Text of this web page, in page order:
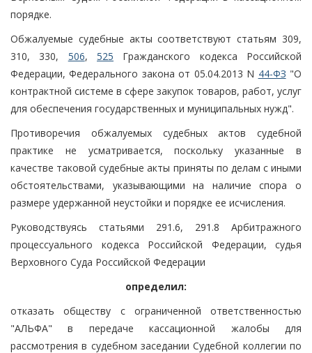
порядке.
Обжалуемые судебные акты соответствуют статьям 309,
310, 330, 506,525 Гражданского кодекса Российской
Федерации, Федерального закона от 05.04.2013 N 44-ФЗ "О
контрактной системе в сфере закупок товаров, работ, услуг
для обеспечения государственных и муниципальных нужд".
Противоречия обжалуемых судебных актов судебной
практике не усматривается, поскольку указанные в
качестве таковой судебные акты приняты по делам с иными
обстоятельствами, указывающими на наличие спора о
размере удержанной неустойки и порядке ее исчисления.
Руководствуясь статьями 291.6, 291.8 Арбитражного
процессуального кодекса Российской Федерации, судья
Верховного Суда Российской Федерации
определил:
отказать обществу с ограниченной ответственностью
"АЛЬФА" в передаче кассационной жалобы для
рассмотрения в судебном заседании Судебной коллегии по